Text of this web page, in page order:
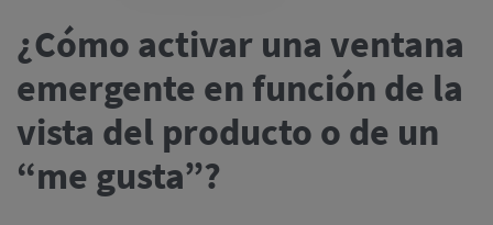
¿Cómo activar una ventana
emergente en función de la
vista del producto o de un
“me gusta”?